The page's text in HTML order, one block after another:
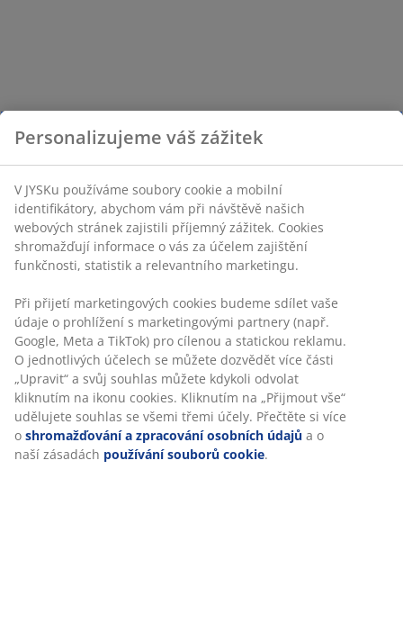
Personalizujeme váš zážitek
V JYSKu používáme soubory cookie a mobilní
identifikátory, abychom vám při návštěvě našich
webových stránek zajistili příjemný zážitek. Cookies
shromažďují informace o vás za účelem zajištění
funkčnosti, statistik a relevantního marketingu.
Při přijetí marketingových cookies budeme sdílet vaše
údaje o prohlížení s marketingovými partnery (např.
Google, Meta a TikTok) pro cílenou a statickou reklamu.
O jednotlivých účelech se můžete dozvědět více části
„Upravit“ a svůj souhlas můžete kdykoli odvolat
kliknutím na ikonu cookies. Kliknutím na „Přijmout vše“
udělujete souhlas se všemi třemi účely. Přečtěte si více
o shromažďování a zpracování osobních údajů a o
naší zásadách používání souborů cookie.